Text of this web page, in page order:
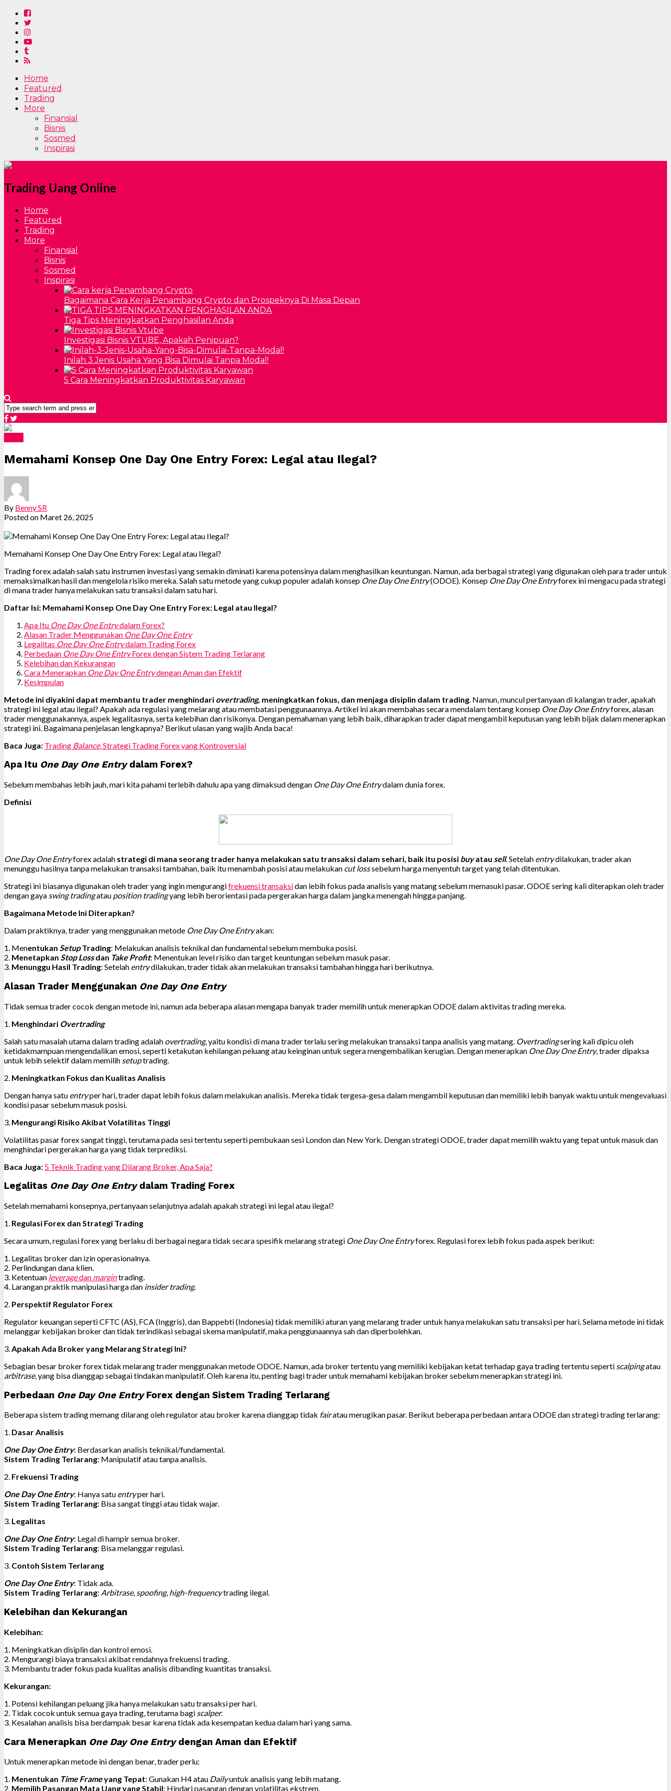
Home
Featured
Trading
More
Finansial
Bisnis
Sosmed
Inspirasi
Trading Uang Online
Home
Featured
Trading
More
Finansial
Bisnis
Sosmed
Inspirasi
Bagaimana Cara Kerja Penambang Crypto dan Prospeknya Di Masa Depan
Tiga Tips Meningkatkan Penghasilan Anda
Investigasi Bisnis VTUBE, Apakah Penipuan?
Inilah 3 Jenis Usaha Yang Bisa Dimulai Tanpa Modal!
5 Cara Meningkatkan Produktivitas Karyawan
Memahami Konsep One Day One Entry Forex: Legal atau Ilegal?
By Benny SR
Posted on Maret 26, 2025
Memahami Konsep One Day One Entry Forex: Legal atau Ilegal?
Trading forex adalah salah satu instrumen investasi yang semakin diminati karena potensinya dalam menghasilkan keuntungan. Namun, ada berbagai strategi yang digunakan oleh para trader untuk
memaksimalkan hasil dan mengelola risiko mereka. Salah satu metode yang cukup populer adalah konsep One Day One Entry(ODOE). Konsep One Day One Entryforex ini mengacu pada strategi
di mana trader hanya melakukan satu transaksi dalam satu hari.
Daftar Isi: Memahami Konsep One Day One Entry Forex: Legal atau Ilegal?
Apa Itu One Day One Entrydalam Forex?
Alasan Trader Menggunakan One Day One Entry
Legalitas One Day One Entrydalam Trading Forex
Perbedaan One Day One EntryForex dengan Sistem Trading Terlarang
Kelebihan dan Kekurangan
Cara Menerapkan One Day One Entrydengan Aman dan Efektif
Kesimpulan
Metode ini diyakini dapat membantu trader menghindari overtrading, meningkatkan fokus, dan menjaga disiplin dalam trading . Namun, muncul pertanyaan di kalangan trader, apakah
strategi ini legal atau ilegal? Apakah ada regulasi yang melarang atau membatasi penggunaannya. Artikel ini akan membahas secara mendalam tentang konsep One Day One Entryforex, alasan
trader menggunakannya, aspek legalitasnya, serta kelebihan dan risikonya. Dengan pemahaman yang lebih baik, diharapkan trader dapat mengambil keputusan yang lebih bijak dalam menerapkan
strategi ini. Bagaimana penjelasan lengkapnya? Berikut ulasan yang wajib Anda baca!
Baca Juga: Trading Balance, Strategi Trading Forex yang Kontroversial
Apa Itu One Day One Entrydalam Forex?
Sebelum membahas lebih jauh, mari kita pahami terlebih dahulu apa yang dimaksud dengan One Day One Entrydalam dunia forex.
Definisi
One Day One Entryforex adalah strategi di mana seorang trader hanya melakukan satu transaksi dalam sehari, baik itu posisi buyatau sell. Setelah entrydilakukan, trader akan
menunggu hasilnya tanpa melakukan transaksi tambahan, baik itu menambah posisi atau melakukan cut losssebelum harga menyentuh target yang telah ditentukan.
Strategi ini biasanya digunakan oleh trader yang ingin mengurangifrekuensi transaksidan lebih fokus pada analisis yang matang sebelum memasuki pasar. ODOE sering kali diterapkan oleh trader
dengan gaya swing tradingatau position tradingyang lebih berorientasi pada pergerakan harga dalam jangka menengah hingga panjang.
Bagaimana Metode Ini Diterapkan?
Dalam praktiknya, trader yang menggunakan metode One Day One Entryakan:
1. Menentukan SetupTrading: Melakukan analisis teknikal dan fundamental sebelum membuka posisi.
2. Menetapkan Stop Lossdan Take Profit: Menentukan level risiko dan target keuntungan sebelum masuk pasar.
3. Menunggu Hasil Trading: Setelah entrydilakukan, trader tidak akan melakukan transaksi tambahan hingga hari berikutnya.
Alasan Trader Menggunakan One Day One Entry
Tidak semua trader cocok dengan metode ini, namun ada beberapa alasan mengapa banyak trader memilih untuk menerapkan ODOE dalam aktivitas trading mereka.
1. Menghindari Overtrading
Salah satu masalah utama dalam trading adalah overtrading, yaitu kondisi di mana trader terlalu sering melakukan transaksi tanpa analisis yang matang. Overtradingsering kali dipicu oleh
ketidakmampuan mengendalikan emosi, seperti ketakutan kehilangan peluang atau keinginan untuk segera mengembalikan kerugian. Dengan menerapkan One Day One Entry, trader dipaksa
untuk lebih selektif dalam memilih setuptrading.
2. Meningkatkan Fokus dan Kualitas Analisis
Dengan hanya satu entryper hari, trader dapat lebih fokus dalam melakukan analisis. Mereka tidak tergesa-gesa dalam mengambil keputusan dan memiliki lebih banyak waktu untuk mengevaluasi
kondisi pasar sebelum masuk posisi.
3. Mengurangi Risiko Akibat Volatilitas Tinggi
Volatilitas pasar forex sangat tinggi, terutama pada sesi tertentu seperti pembukaan sesi London dan New York. Dengan strategi ODOE, trader dapat memilih waktu yang tepat untuk masuk dan
menghindari pergerakan harga yang tidak terprediksi.
Baca Juga: 5 Teknik Trading yang Dilarang Broker, Apa Saja?
Legalitas One Day One Entrydalam Trading Forex
Setelah memahami konsepnya, pertanyaan selanjutnya adalah apakah strategi ini legal atau ilegal?
1. Regulasi Forex dan Strategi Trading
Secara umum, regulasi forex yang berlaku di berbagai negara tidak secara spesifik melarang strategi One Day One Entryforex. Regulasi forex lebih fokus pada aspek berikut:
1. Legalitas broker dan izin operasionalnya.
2. Perlindungan dana klien.
3. Ketentuan leveragedan margintrading.
4. Larangan praktik manipulasi harga dan insider trading.
2. Perspektif Regulator Forex
Regulator keuangan seperti CFTC (AS), FCA (Inggris), dan Bappebti (Indonesia) tidak memiliki aturan yang melarang trader untuk hanya melakukan satu transaksi per hari. Selama metode ini tidak
melanggar kebijakan broker dan tidak terindikasi sebagai skema manipulatif, maka penggunaannya sah dan diperbolehkan.
3.Apakah Ada Broker yang Melarang Strategi Ini?
Sebagian besar broker forex tidak melarang trader menggunakan metode ODOE. Namun, ada broker tertentu yang memiliki kebijakan ketat terhadap gaya trading tertentu seperti scalpingatau
arbitrase, yang bisa dianggap sebagai tindakan manipulatif. Oleh karena itu, penting bagi trader untuk memahami kebijakan broker sebelum menerapkan strategi ini.
Perbedaan One Day One EntryForex dengan Sistem Trading Terlarang
Beberapa sistem trading memang dilarang oleh regulator atau broker karena dianggap tidak fairatau merugikan pasar. Berikut beberapa perbedaan antara ODOE dan strategi trading terlarang:
1. Dasar Analisis
One Day One Entry: Berdasarkan analisis teknikal/fundamental.
Sistem Trading Terlarang: Manipulatif atau tanpa analisis.
2. Frekuensi Trading
One Day One Entry: Hanya satu entryper hari.
Sistem Trading Terlarang: Bisa sangat tinggi atau tidak wajar.
3. Legalitas
One Day One Entry: Legal di hampir semua broker.
Sistem Trading Terlarang: Bisa melanggar regulasi.
3. Contoh Sistem Terlarang
One Day One Entry: Tidak ada.
Sistem Trading Terlarang: Arbitrase, spoofing, high-frequencytrading ilegal.
Kelebihan dan Kekurangan
Kelebihan:
1. Meningkatkan disiplin dan kontrol emosi.
2. Mengurangi biaya transaksi akibat rendahnya frekuensi trading.
3. Membantu trader fokus pada kualitas analisis dibanding kuantitas transaksi.
Kekurangan:
1. Potensi kehilangan peluang jika hanya melakukan satu transaksi per hari.
2. Tidak cocok untuk semua gaya trading, terutama bagi scalper.
3. Kesalahan analisis bisa berdampak besar karena tidak ada kesempatan kedua dalam hari yang sama.
Cara Menerapkan One Day One Entrydengan Aman dan Efektif
Untuk menerapkan metode ini dengan benar, trader perlu:
1. Menentukan Time Frameyang Tepat: Gunakan H4 atau Dailyuntuk analisis yang lebih matang.
2. Memilih Pasangan Mata Uang yang Stabil: Hindari pasangan dengan volatilitas ekstrem.